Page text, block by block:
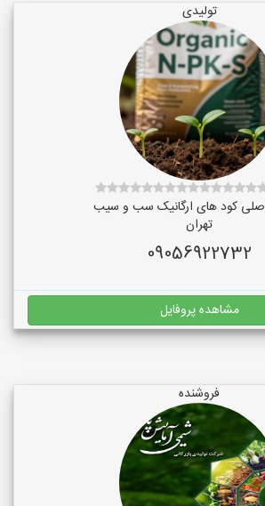
تولیدی
اصلی کود های ارگانیک سب و سیب
تهران
09056922732
مشاهده پروفایل
فروشنده